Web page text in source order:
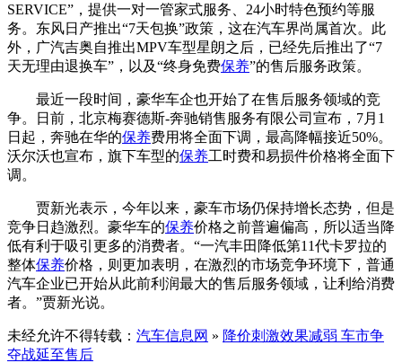
SERVICE”，提供一对一管家式服务、24小时特色预约等服
务。东风日产推出“7天包换”政策，这在汽车界尚属首次。此
外，广汽吉奥自推出MPV车型星朗之后，已经先后推出了“7
天无理由退换车”，以及“终身免费保养”的售后服务政策。
最近一段时间，豪华车企也开始了在售后服务领域的竞
争。日前，北京梅赛德斯-奔驰销售服务有限公司宣布，7月1
日起，奔驰在华的保养费用将全面下调，最高降幅接近50%。
沃尔沃也宣布，旗下车型的保养工时费和易损件价格将全面下
调。
贾新光表示，今年以来，豪车市场仍保持增长态势，但是
竞争日趋激烈。豪华车的保养价格之前普遍偏高，所以适当降
低有利于吸引更多的消费者。“一汽丰田降低第11代卡罗拉的
整体保养价格，则更加表明，在激烈的市场竞争环境下，普通
汽车企业已开始从此前利润最大的售后服务领域，让利给消费
者。”贾新光说。
未经允许不得转载： 汽车信息网 » 降价刺激效果减弱 车市争
夺战延至售后